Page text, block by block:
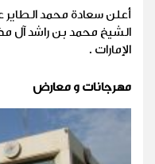
أعلن سعادة محمد الطاير
الشيخ محمد بن راشد آل
الإمارات .
مهرجانات و معارض